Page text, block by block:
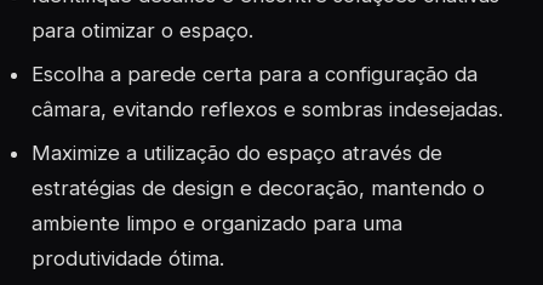
para otimizar o espaço.
Escolha a parede certa para a configuração da
câmara, evitando reflexos e sombras indesejadas.
Maximize a utilização do espaço através de
estratégias de design e decoração, mantendo o
ambiente limpo e organizado para uma
produtividade ótima.